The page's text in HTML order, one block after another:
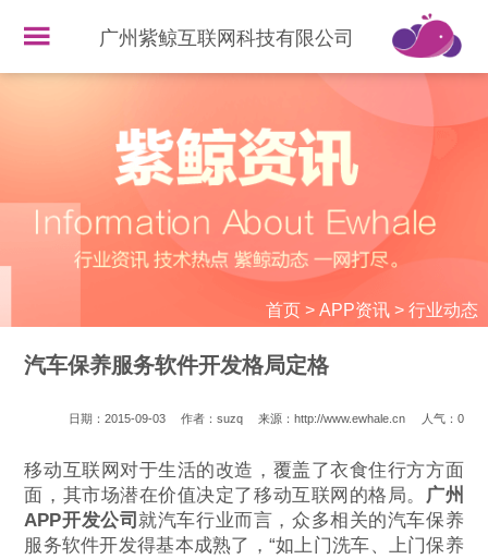
广州紫鲸互联网科技有限公司
首页> APP资讯> 行业动态
汽车保养服务软件开发格局定格
日期：2015-09-03 作者：suzq 来源：http://www.ewhale.cn 人气： 0
移动互联网对于生活的改造，覆盖了衣食住行方方面
面，其市场潜在价值决定了移动互联网的格局。 广州
APP开发公司就汽车行业而言，众多相关的汽车保养
服务软件开发得基本成熟了，“如上门洗车、上门保养